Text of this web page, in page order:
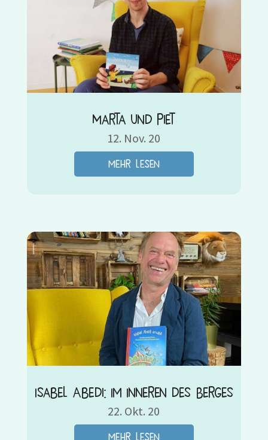
Marta und Piet
12. Nov. 20
mehr lesen
Isabel Abedi: Im Inneren des Berges
22. Okt. 20
mehr lesen